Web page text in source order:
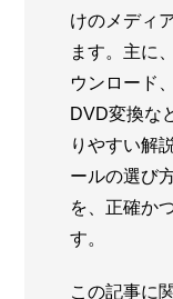
けのメディ
ます。主に
ウンロード
DVD変換な
りやすい解
ールの選び
を、正確か
す。
この記事に